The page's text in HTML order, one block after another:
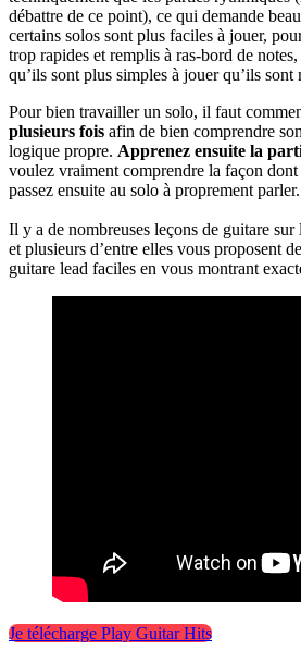
débattre de ce point), ce qui demande
certains solos sont plus faciles à jouer,
trop rapides et remplis à ras-bord de notes,
qu’ils sont plus simples à jouer qu’ils sont
Pour bien travailler un solo, il faut
plusieurs fois afin de bien comprendre
logique propre. Apprenez ensuite la
voulez vraiment comprendre la façon
passez ensuite au solo à proprement parler.
Il y a de nombreuses leçons de guitare sur
et plusieurs d’entre elles vous proposent
guitare lead faciles en vous montrant
Je télécharge Play Guitar Hits